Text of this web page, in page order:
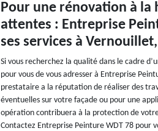
Pour une rénovation à la
attentes : Entreprise
ses services à
Si vous recherchez la qualité dans le cadre
pour vous de vous adresser à Entreprise
prestataire a la réputation de réaliser des
éventuelles sur votre façade ou pour une
opération contribuera à la protection de
Contactez Entreprise Peinture WDT 78 pour